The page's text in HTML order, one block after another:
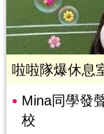
啦啦隊爆休息
Mina同學發
校